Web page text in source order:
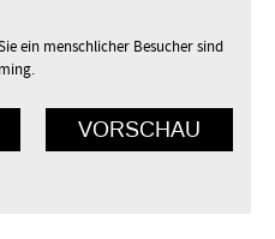
ein menschlicher Besucher sind